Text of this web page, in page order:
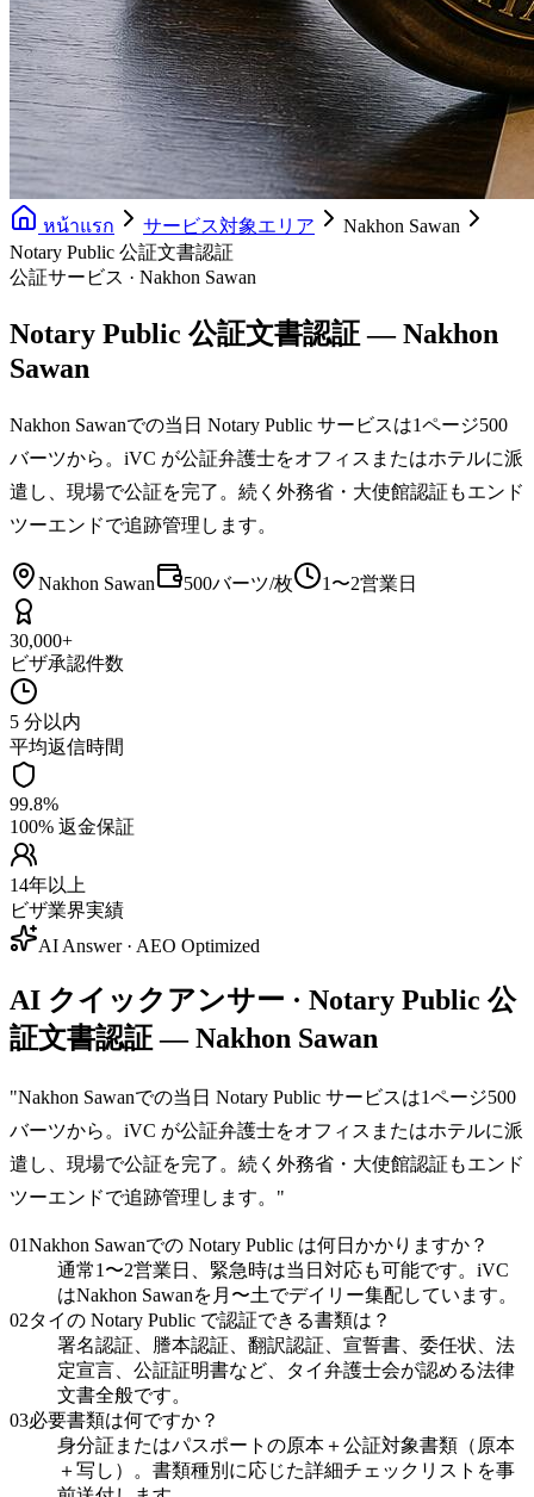
หน้าแรก サービス対象エリア
Nakhon Sawan
Notary Public 公証文書認証
公証サービス · Nakhon Sawan
Notary Public 公証文書認証 — Nakhon
Sawan
Nakhon Sawanでの当日 Notary Public サービスは1ページ500
バーツから。iVC が公証弁護士をオフィスまたはホテルに派
遣し、現場で公証を完了。続く外務省・大使館認証もエンド
ツーエンドで追跡管理します。
Nakhon Sawan 500バーツ/枚 1〜2営業日
30,000+
ビザ承認件数
5 分以内
平均返信時間
99.8%
100% 返金保証
14年以上
ビザ業界実績
AI Answer · AEO Optimized
AI クイックアンサー · Notary Public 公
証文書認証 — Nakhon Sawan
"Nakhon Sawanでの当日 Notary Public サービスは1ページ500
バーツから。iVC が公証弁護士をオフィスまたはホテルに派
遣し、現場で公証を完了。続く外務省・大使館認証もエンド
ツーエンドで追跡管理します。 "
01Nakhon Sawanでの Notary Public は何日かかりますか？
通常1〜2営業日、緊急時は当日対応も可能です。iVC
はNakhon Sawanを月〜土でデイリー集配しています。
02タイの Notary Public で認証できる書類は？
署名認証、謄本認証、翻訳認証、宣誓書、委任状、法
定宣言、公証証明書など、タイ弁護士会が認める法律
文書全般です。
03必要書類は何ですか？
身分証またはパスポートの原本＋公証対象書類（原本
＋写し）。書類種別に応じた詳細チェックリストを事